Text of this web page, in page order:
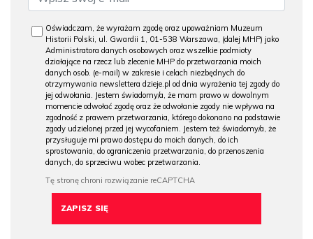
Oświadczam, że wyrażam zgodę oraz upoważniam Muzeum
Historii Polski, ul. Gwardii 1, 01-538 Warszawa, (dalej MHP) jako
Administratora danych osobowych oraz wszelkie podmioty
działające na rzecz lub zlecenie MHP do przetwarzania moich
danych osob. (e-mail) w zakresie i celach niezbędnych do
otrzymywania newslettera dzieje.pl od dnia wyrażenia tej zgody do
jej odwołania. Jestem świadomy/a, że mam prawo w dowolnym
momencie odwołać zgodę oraz że odwołanie zgody nie wpływa na
zgodność z prawem przetwarzania, którego dokonano na podstawie
zgody udzielonej przed jej wycofaniem. Jestem też świadomy/a, że
przysługuje mi prawo dostępu do moich danych, do ich
sprostowania, do ograniczenia przetwarzania, do przenoszenia
danych, do sprzeciwu wobec przetwarzania.